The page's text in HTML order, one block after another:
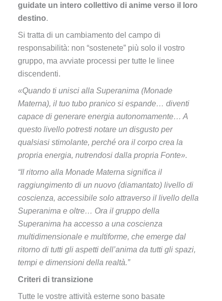
guidate un intero collettivo di anime verso il loro
destino.
Si tratta di un cambiamento del campo di
responsabilità: non “sostenete” più solo il vostro
gruppo, ma avviate processi per tutte le linee
discendenti.
«Quando ti unisci alla Superanima (Monade
Materna), il tuo tubo pranico si espande… diventi
capace di generare energia autonomamente… A
questo livello potresti notare un disgusto per
qualsiasi stimolante, perché ora il corpo crea la
propria energia, nutrendosi dalla propria Fonte».
“Il ritorno alla Monade Materna significa il
raggiungimento di un nuovo (diamantato) livello di
coscienza, accessibile solo attraverso il livello della
Superanima e oltre… Ora il gruppo della
Superanima ha accesso a una coscienza
multidimensionale e multiforme, che emerge dal
ritorno di tutti gli aspetti dell’anima da tutti gli spazi,
tempi e dimensioni della realtà.”
Criteri di transizione
Tutte le vostre attività esterne sono basate